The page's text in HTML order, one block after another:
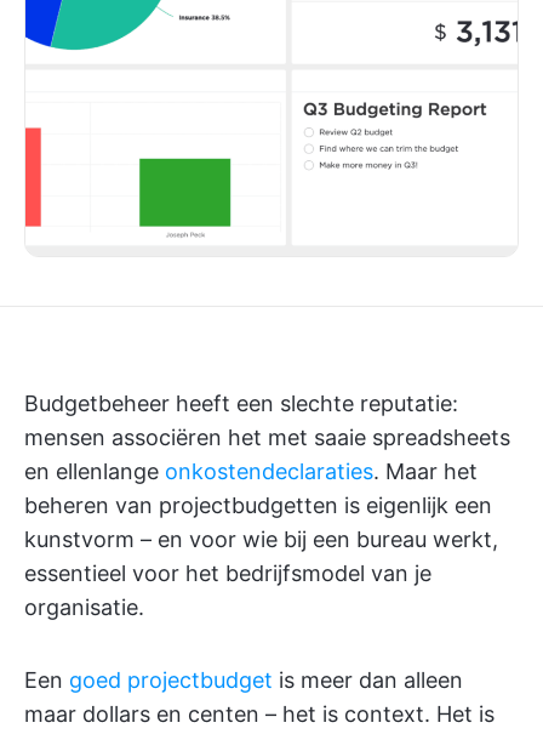
Budgetbeheer heeft een slechte reputatie:
mensen associëren het met saaie spreadsheets
en ellenlange onkostendeclaraties. Maar het
beheren van projectbudgetten is eigenlijk een
kunstvorm – en voor wie bij een bureau werkt,
essentieel voor het bedrijfsmodel van je
organisatie.
Een goed projectbudget is meer dan alleen
maar dollars en centen – het is context. Het is